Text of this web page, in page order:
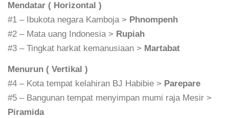
Mendatar ( Horizontal )
#1 – Ibukota negara Kamboja > Phnompenh
#2 – Mata uang Indonesia > Rupiah
#3 – Tingkat harkat kemanusiaan > Martabat
Menurun ( Vertikal )
#4 – Kota tempat kelahiran BJ Habibie > Parepare
#5 – Bangunan tempat menyimpan mumi raja Mesir >
Piramida